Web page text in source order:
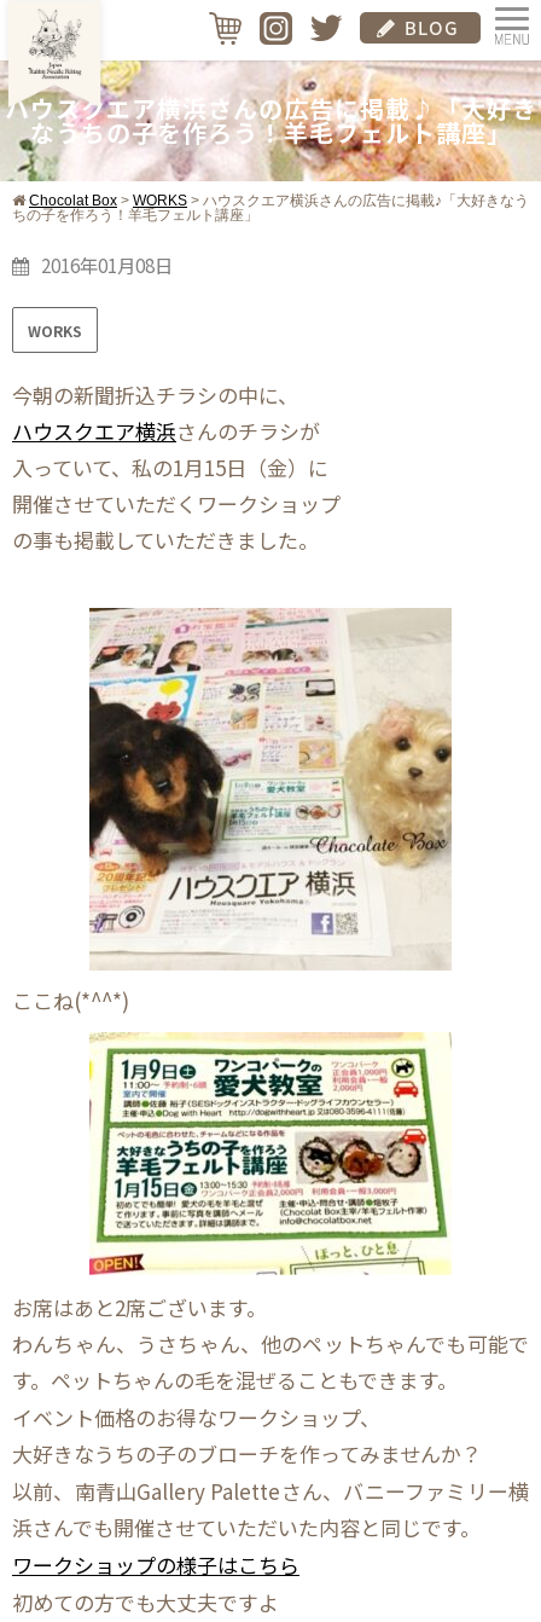
ハウスクエア横浜さんの広告に掲載♪「大好き
なうちの子を作ろう！羊毛フェルト講座」
Chocolat Box > WORKS > ハウスクエア横浜さんの広告に掲載♪「大好きなう
ちの子を作ろう！羊毛フェルト講座」
2016年01月08日
WORKS
今朝の新聞折込チラシの中に、
ハウスクエア横浜さんのチラシが
入っていて、私の1月15日（金）に
開催させていただくワークショップ
の事も掲載していただきました。
ここね(*^^*)
お席はあと2席ございます。
わんちゃん、うさちゃん、他のペットちゃんでも可能で
す。ペットちゃんの毛を混ぜることもできます。
イベント価格のお得なワークショップ、
大好きなうちの子のブローチを作ってみませんか？
以前、南青山Gallery Paletteさん、バニーファミリー横
浜さんでも開催させていただいた内容と同じです。
ワークショップの様子はこちら
初めての方でも大丈夫ですよ